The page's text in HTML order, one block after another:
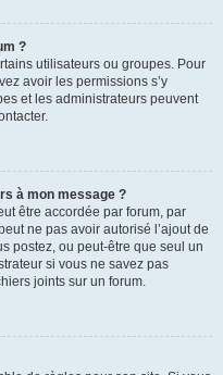
?
utilisateurs ou groupes. Pour
avoir les permissions s’y
et les administrateurs peuvent
à mon message ?
être accordée par forum, par
ne pas avoir autorisé l’ajout de
postez, ou peut-être que seul un
si vous ne savez pas
joints sur un forum.